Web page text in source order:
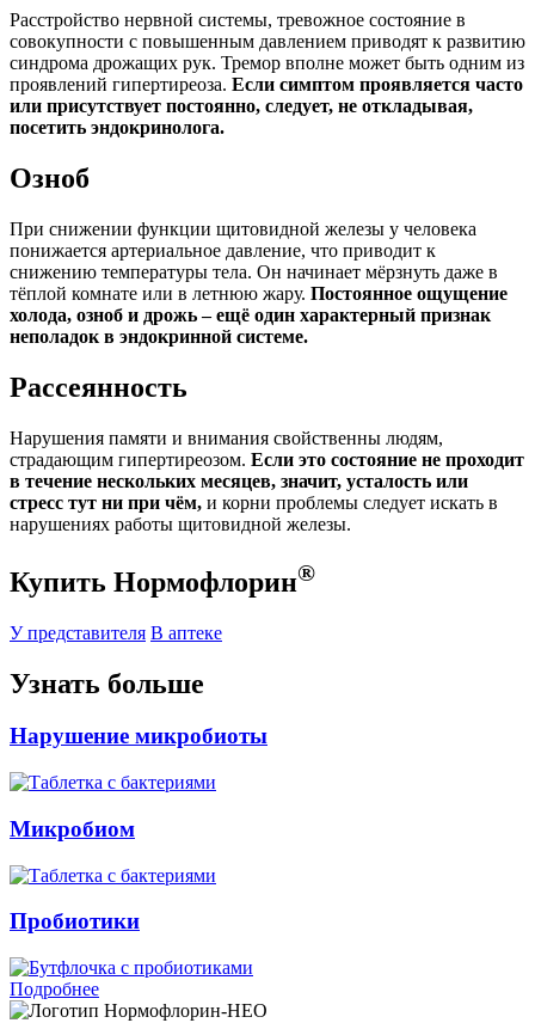
Расстройство нервной системы, тревожное состояние в
совокупности с повышенным давлением приводят к развитию
синдрома дрожащих рук. Тремор вполне может быть одним из
проявлений гипертиреоза. Если симптом проявляется часто
или присутствует постоянно, следует, не откладывая,
посетить эндокринолога.
Озноб
При снижении функции щитовидной железы у человека
понижается артериальное давление, что приводит к
снижению температуры тела. Он начинает мёрзнуть даже в
тёплой комнате или в летнюю жару. Постоянное ощущение
холода, озноб и дрожь – ещё один характерный признак
неполадок в эндокринной системе.
Рассеянность
Нарушения памяти и внимания свойственны людям,
страдающим гипертиреозом. Если это состояние не проходит
в течение нескольких месяцев, значит, усталость или
стресс тут ни при чём, и корни проблемы следует искать в
нарушениях работы щитовидной железы.
Купить Нормофлорин®
У представителя В аптеке
Узнать больше
Нарушение микробиоты
Микробиом
Пробиотики
Подробнее
Нормофлорин-НЕО